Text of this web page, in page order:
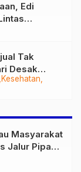
Edi
Kesehatan
Tak
Desak
Masyarakat
Jalur Pipa